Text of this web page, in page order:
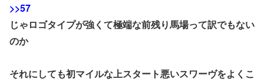
>>57
じゃロゴタイプが強くて極端な前残り馬場って訳でもない
のか
それにしても初マイルな上スタート悪いスワーヴをよくこ